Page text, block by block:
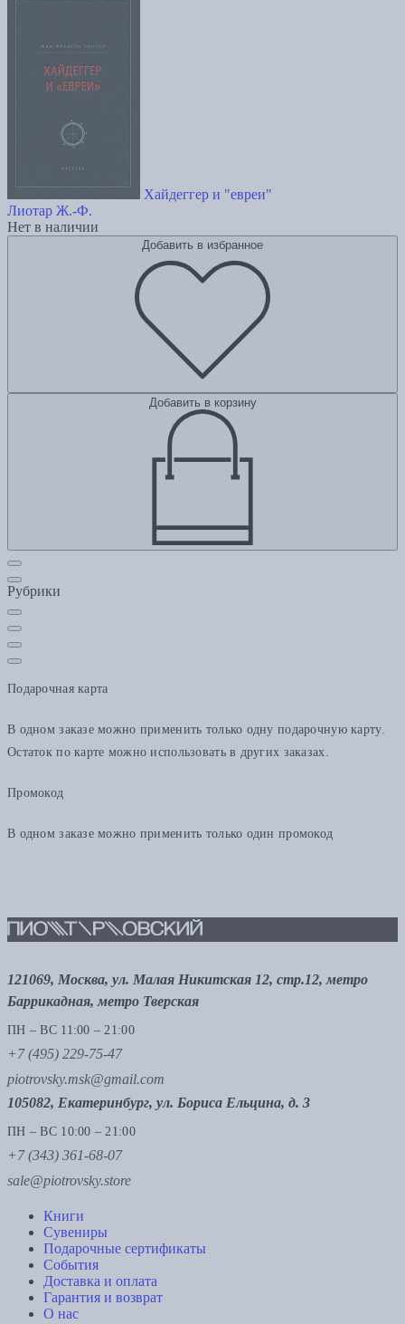
Хайдеггер и "евреи"
Лиотар Ж.-Ф.
Нет в наличии
Добавить в избранное
Добавить в корзину
Рубрики
Подарочная карта
В одном заказе можно применить только одну подарочную карту.
Остаток по карте можно использовать в других заказах.
Промокод
В одном заказе можно применить только один промокод
121069, Москва, ул. Малая Никитская 12, стр.12, метро
Баррикадная, метро Тверская
ПН – ВС 11:00 – 21:00
+7 (495) 229-75-47
piotrovsky.msk@gmail.com
105082, Екатеринбург, ул. Бориса Ельцина, д. 3
ПН – ВС 10:00 – 21:00
+7 (343) 361-68-07
sale@piotrovsky.store
Книги
Сувениры
Подарочные сертификаты
События
Доставка и оплата
Гарантия и возврат
О нас